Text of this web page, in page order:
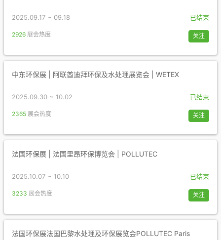
2025.09.17 ~ 09.18 已结束
2926 展会热度 关注
中东环保展 | 阿联酋迪拜环保及水处理展览会 | WETEX
2025.09.30 ~ 10.02 已结束
2365 展会热度 关注
法国环保展 | 法国里昂环保博览会 | POLLUTEC
2025.10.07 ~ 10.10 已结束
3233 展会热度 关注
法国环保展法国巴黎水处理及环保展览会POLLUTEC Paris